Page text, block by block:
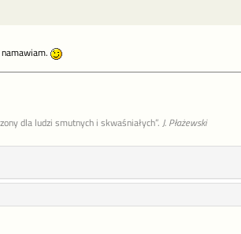
dla ludzi smutnych i skwaśniałych”. J. Płażewski